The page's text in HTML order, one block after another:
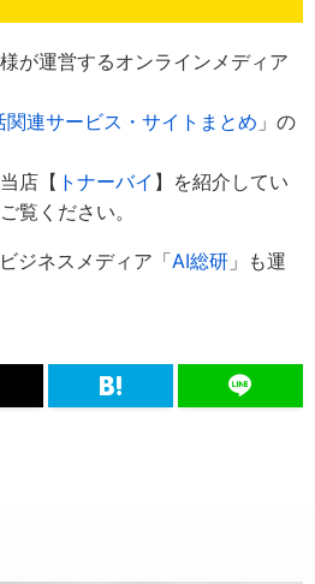
が運営するオンラインメディア
連サービス・サイトまとめ 」の
店【 トナーバイ 】を紹介してい
覧ください。
ジネスメディア「AI総研 」も運